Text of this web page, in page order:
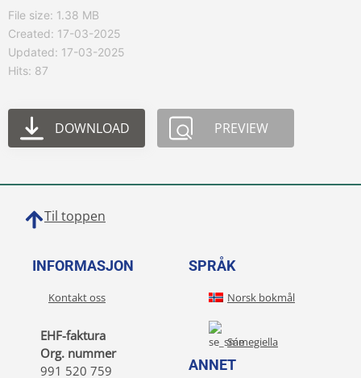
File size: 1.38 MB
Created: 17-03-2025
Updated: 17-03-2025
Hits: 87
DOWNLOAD PREVIEW
Til toppen
INFORMASJON
Kontakt oss
EHF-faktura
Org. nummer
991 520 759
SPRÅK
Norsk bokmål
Sámegiella
ANNET